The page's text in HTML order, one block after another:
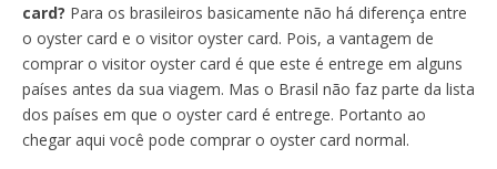
card? Para os brasileiros basicamente não há diferença entre
o oyster card e o visitor oyster card. Pois, a vantagem de
comprar o visitor oyster card é que este é entrege em alguns
países antes da sua viagem. Mas o Brasil não faz parte da lista
dos países em que o oyster card é entrege. Portanto ao
chegar aqui você pode comprar o oyster card normal.